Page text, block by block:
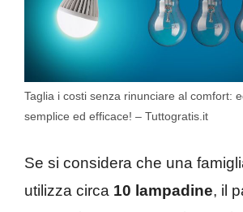
Taglia i costi senza rinunciare al comfort:
semplice ed efficace! – Tuttogratis.it
Se si considera che una
utilizza circa 10 lampadine, il